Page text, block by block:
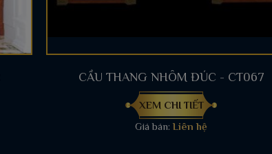
CẦU THANG NHÔM ĐÚC - CT067
XEM CHI TIẾT
Giá bán:Liên hệ